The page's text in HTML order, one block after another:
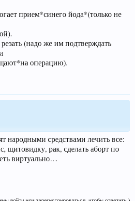
прием*синего йода*(только не
(надо же им подтверждать
операцию).
народными средствами лечить все:
щитовидку, рак, сделать аборт по
виртуально…